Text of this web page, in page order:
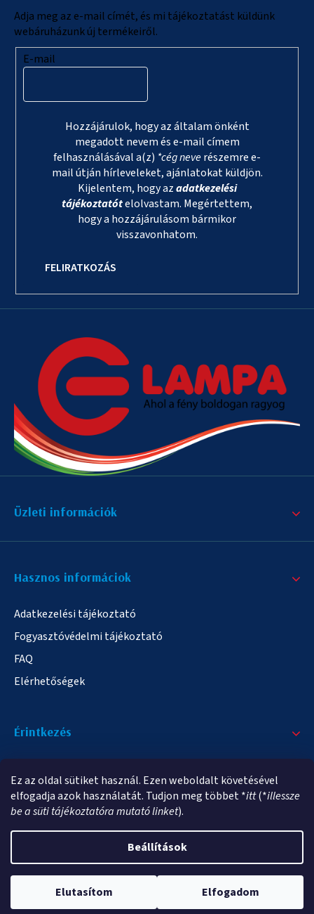
Ez az oldal sütiket használ. Ezen weboldalt követésével
elfogadja azok használatát. Tudjon meg többet *itt(*illessze
be a süti tájékoztatóra mutató linket).
Beállítások
Elutasítom Elfogadom
Adja meg az e-mail címét, és mi tájékoztatást küldünk
webáruházunk új termékeiről.
E-mail
Hozzájárulok, hogy az általam önként
megadott nevem és e-mail címem
felhasználásával a(z) *cég neverészemre e-
mail útján hírleveleket, ajánlatokat küldjön.
Kijelentem, hogy azadatkezelési
tájékoztatótelolvastam. Megértettem,
hogy a hozzájárulásom bármikor
visszavonhatom.
FELIRATKOZÁS
Üzleti információk
Hasznos informáciok
Adatkezelési tájékoztató
Fogyasztóvédelmi tájékoztató
FAQ
Elérhetőségek
Érintkezés
info@elampa.hu
Shoptet Premium készítette
elampa.hu. Minden jog fenntartva.